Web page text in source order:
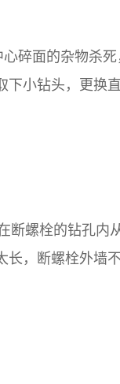
碎面的杂物杀
小钻头，更换
螺栓的钻孔内
，断螺栓外墙